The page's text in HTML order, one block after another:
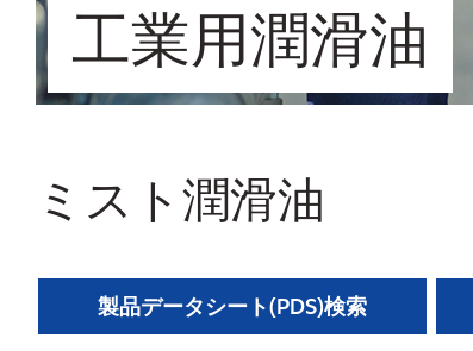
工業用潤滑油
ミスト潤滑油
製品データシート(PDS)検索